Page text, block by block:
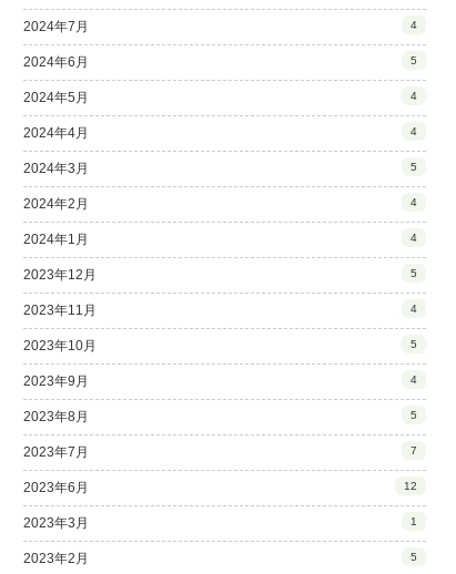
2024年7月 4
2024年6月 5
2024年5月 4
2024年4月 4
2024年3月 5
2024年2月 4
2024年1月 4
2023年12月 5
2023年11月 4
2023年10月 5
2023年9月 4
2023年8月 5
2023年7月 7
2023年6月 12
2023年3月 1
2023年2月 5